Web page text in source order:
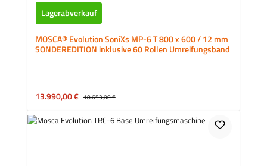
Lagerabverkauf
MOSCA® Evolution SoniXs MP-6 T 800 x 600 / 12 mm
SONDEREDITION inklusive 60 Rollen Umreifungsband
Verkaufspreis:
13.990,00 € Regulärer Preis:
18.653,00 €